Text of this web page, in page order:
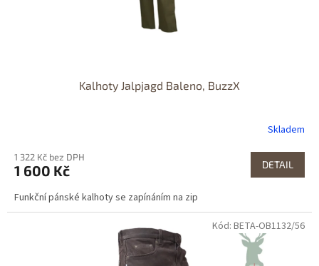
Kalhoty Jalpjagd Baleno, BuzzX
Skladem
1 322 Kč bez DPH
1 600 Kč DETAIL
Funkční pánské kalhoty se zapínáním na zip
Kód: BETA-OB1132/56